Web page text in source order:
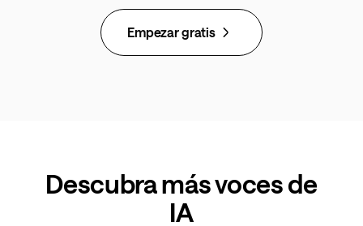
Empezar gratis
Descubra más voces de
IA